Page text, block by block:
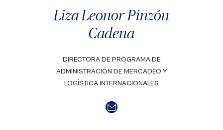
Liza Leonor Pinzón
Cadena
DIRECTORA DE PROGRAMA DE
ADMINISTRACIÓN DE MERCADEO Y
LOGÍSTICA INTERNACIONALES